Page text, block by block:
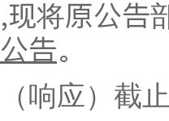
将原公告
告。
响应）截